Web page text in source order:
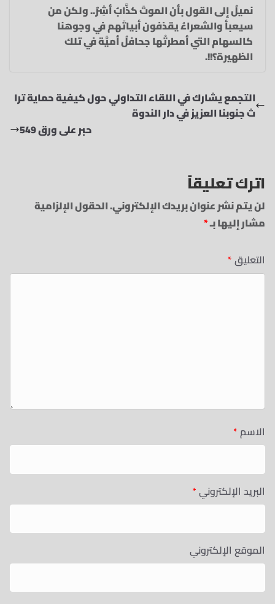
نميلُ إلى القول بأن الموتَ كذَّابٌ أشِرٌ.. ولكن من
سيعبأ والشعراءُ يقذفون أبياتَهم في وجوهنا
كالسهام التي أمطرتْها جحافلُ أميَّة في تلك
الظهيرة؟!!.
‏التجمع يشارك في اللقاء التداولي حول كيفية حماية ترا
ث جنوبنا العزيز في دار الندوة
حبر على ورق 549
اترك تعليقاً
لن يتم نشر عنوان بريدك الإلكتروني.الحقول الإلزامية
مشار إليها بـ*
التعليق*
الاسم*
البريد الإلكتروني*
الموقع الإلكتروني